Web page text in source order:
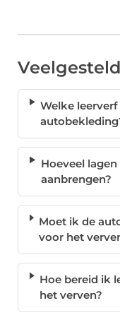
Welke
Hoeveel
aanbrengen?
Moet ik de
voor het
Hoe bereid ik
het verven?